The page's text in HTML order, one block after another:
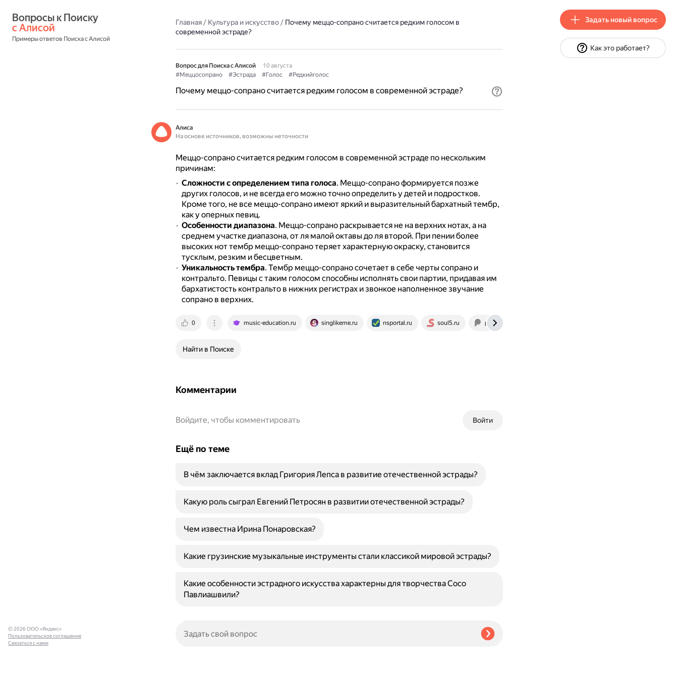
с Алисой
Примеры ответов Поиска с Алисой
Главная/ Культура и искусство/ Почему меццо-сопрано считается редким голосом в
современной эстраде?
Вопрос для Поиска с Алисой
10 августа
#Меццосопрано
#Эстрада #Голос #Редкийголос
Почему меццо-сопрано считается редким голосом в современной эстраде?
Алиса
На основе источников, возможны неточности
Меццо-сопрано считается редким голосом в современной эстраде по нескольким
причинам:
Сложности с определением типа голоса. Меццо-сопрано формируется позже
других голосов, и не всегда его можно точно определить у детей и подростков.
Кроме того, не все меццо-сопрано имеют яркий и выразительный бархатный тембр,
как у оперных певиц.
Особенности диапазона. Меццо-сопрано раскрывается не на верхних нотах, а на
среднем участке диапазона, от ля малой октавы до ля второй. При пении более
высоких нот тембр меццо-сопрано теряет характерную окраску, становится
тусклым, резким и бесцветным.
Уникальность тембра. Тембр меццо-сопрано сочетает в себе черты сопрано и
контральто. Певицы с таким голосом способны исполнять свои партии, придавая им
бархатистость контральто в нижних регистрах и звонкое наполненное звучание
сопрано в верхних.
0 music-education.ru singlikeme.ru nsportal.ru soul5.ru profty.com
Найти в Поиске
Комментарии
Войти
Войдите, чтобы комментировать
Ещё по теме
В чём заключается вклад Григория Лепса в развитие отечественной эстрады?
Какую роль сыграл Евгений Петросян в развитии отечественной эстрады?
Чем известна Ирина Понаровская?
Какие грузинские музыкальные инструменты стали классикой мировой эстрады?
Какие особенности эстрадного искусства характерны для творчества Сосо
Павлиашвили?
© 2026 ООО «Яндекс»
Пользовательское соглашение
Связаться с нами
Задать новый вопрос
Как это работает?